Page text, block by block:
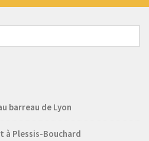
barreau de Lyon
à Plessis-Bouchard